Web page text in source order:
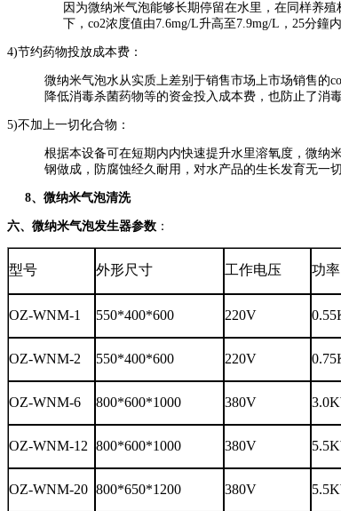
因为微纳米气泡能够长期停留在水里，在同样养
下，co2浓度值由7.6mg/L升高至7.9mg/L，25分鐘
4)节约药物投放成本费：
微纳米气泡水从实质上差别于销售市场上市场销售的
降低消毒杀菌药物等的资金投入成本费，也防止了消
5)不加上一切化合物：
根据本设备可在短期内内快速提升水里溶氧度，微纳
钢做成，防腐蚀经久耐用，对水产品的生长发育无一切
8、微纳米气泡清洗
六、微纳米气泡发生器参数 ：
型号 外形尺寸 工作电压 功率
OZ-WNM-1 550*400*600 220V
OZ-WNM-2 550*400*600 220V
OZ-WNM-6 800*600*1000 380V
OZ-WNM-12 800*600*1000 380V
OZ-WNM-20 800*650*1200 380V